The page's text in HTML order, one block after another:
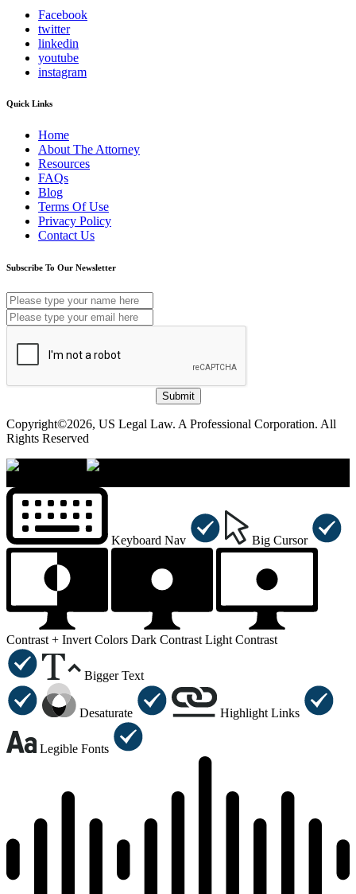
Facebook
twitter
linkedin
youtube
instagram
Quick Links
Home
About The Attorney
Resources
FAQs
Blog
Terms Of Use
Privacy Policy
Contact Us
Subscribe To Our Newsletter
Submit
Copyright©2026, US Legal Law. A Professional Corporation. All
Rights Reserved
Keyboard Nav Big Cursor
Contrast + Invert Colors Dark Contrast Light Contrast
Bigger Text
Desaturate Highlight Links
Legible Fonts